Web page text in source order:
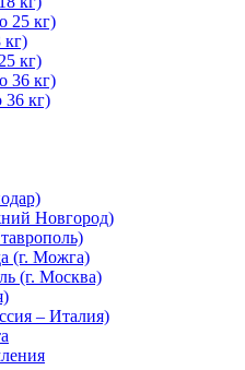
25 кг)
кг)
кг)
36 кг)
36 кг)
Новгород)
(г. Можга)
(г. Москва)
– Италия)